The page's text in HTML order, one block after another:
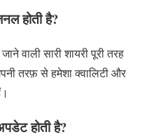
होती है?
वाली सारी शायरी पूरी तरह
तरफ़ से हमेशा क्वालिटी और
होती है?